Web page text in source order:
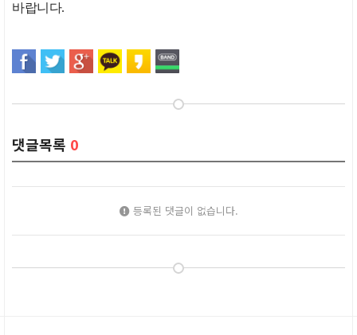
바랍니다.
댓글목록 0
등록된 댓글이 없습니다.